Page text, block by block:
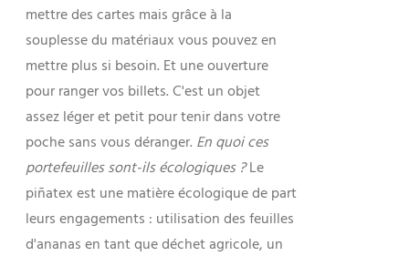
mettre des cartes mais grâce à la
souplesse du matériaux vous pouvez en
mettre plus si besoin. Et une ouverture
pour ranger vos billets. C'est un objet
assez léger et petit pour tenir dans votre
poche sans vous déranger. En quoi ces
portefeuilles sont-ils écologiques ?Le
piñatex est une matière écologique de part
leurs engagements : utilisation des feuilles
d'ananas en tant que déchet agricole, un